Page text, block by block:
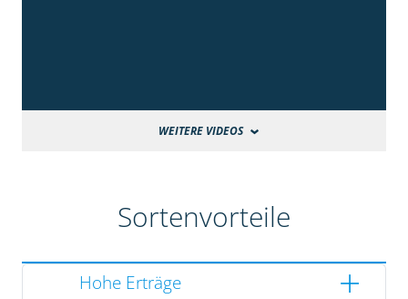
WEITERE VIDEOS
Sortenvorteile
Hohe Erträge